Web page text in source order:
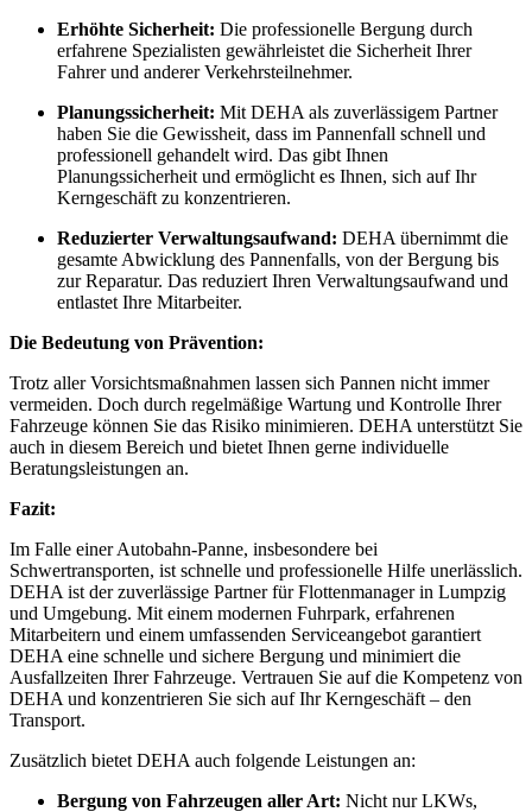
Erhöhte Sicherheit: Die professionelle Bergung durch
erfahrene Spezialisten gewährleistet die Sicherheit Ihrer
Fahrer und anderer Verkehrsteilnehmer.
Planungssicherheit: Mit DEHA als zuverlässigem Partner
haben Sie die Gewissheit, dass im Pannenfall schnell und
professionell gehandelt wird. Das gibt Ihnen
Planungssicherheit und ermöglicht es Ihnen, sich auf Ihr
Kerngeschäft zu konzentrieren.
Reduzierter Verwaltungsaufwand: DEHA übernimmt die
gesamte Abwicklung des Pannenfalls, von der Bergung bis
zur Reparatur. Das reduziert Ihren Verwaltungsaufwand und
entlastet Ihre Mitarbeiter.
Die Bedeutung von Prävention:
Trotz aller Vorsichtsmaßnahmen lassen sich Pannen nicht immer
vermeiden. Doch durch regelmäßige Wartung und Kontrolle Ihrer
Fahrzeuge können Sie das Risiko minimieren. DEHA unterstützt Sie
auch in diesem Bereich und bietet Ihnen gerne individuelle
Beratungsleistungen an.
Fazit:
Im Falle einer Autobahn-Panne, insbesondere bei
Schwertransporten, ist schnelle und professionelle Hilfe unerlässlich.
DEHA ist der zuverlässige Partner für Flottenmanager in Lumpzig
und Umgebung. Mit einem modernen Fuhrpark, erfahrenen
Mitarbeitern und einem umfassenden Serviceangebot garantiert
DEHA eine schnelle und sichere Bergung und minimiert die
Ausfallzeiten Ihrer Fahrzeuge. Vertrauen Sie auf die Kompetenz von
DEHA und konzentrieren Sie sich auf Ihr Kerngeschäft – den
Transport.
Zusätzlich bietet DEHA auch folgende Leistungen an:
Bergung von Fahrzeugen aller Art: Nicht nur LKWs,